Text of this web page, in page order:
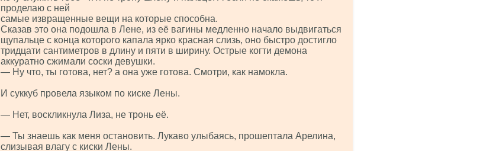
проделаю с ней
самые извращенные вещи на которые способна.
Сказав это она подошла в Лене, из её вагины медленно начало выдвигаться
щупальце с конца которого капала ярко красная слизь, оно быстро достигло
тридцати сантиметров в длину и пяти в ширину. Острые когти демона
аккуратно сжимали соски девушки.
— Ну что, ты готова, нет? а она уже готова. Смотри, как намокла.
И суккуб провела языком по киске Лены.
— Нет, воскликнула Лиза, не тронь её.
— Ты знаешь как меня остановить. Лукаво улыбаясь, прошептала Арелина,
слизывая влагу с киски Лены.